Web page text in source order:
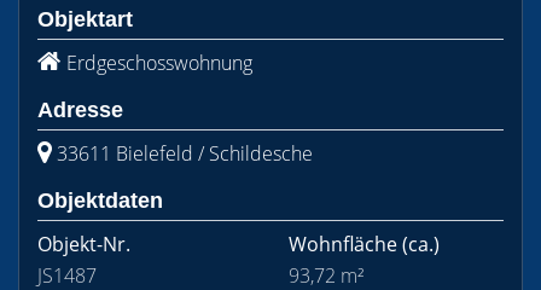
Objektart
Erdgeschosswohnung
Adresse
33611 Bielefeld / Schildesche
Objektdaten
Objekt-Nr.
JS1487
Wohnfläche(ca.)
93,72 m²